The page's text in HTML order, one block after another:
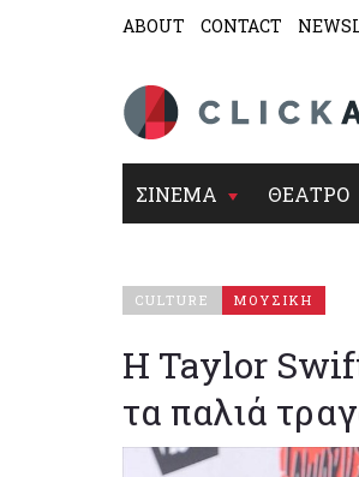
ABOUT CONTACT
ΣΙΝΕΜΑ ΘΕΑΤΡΟ
CULTURE ΜΟΥΣΙΚΗ
Η Taylor
τα παλιά